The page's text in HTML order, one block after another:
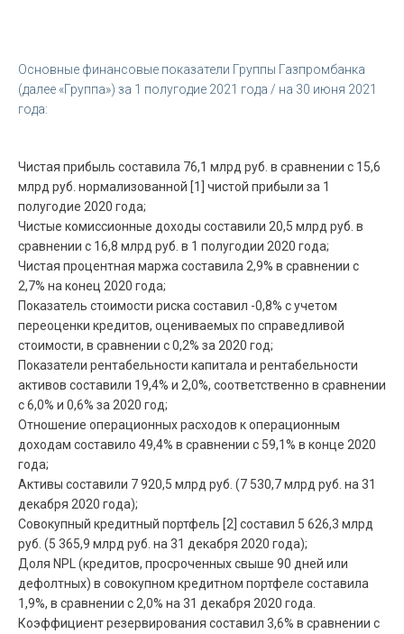
Основные финансовые показатели Группы Газпромбанка
(далее «Группа») за 1 полугодие 2021 года / на 30 июня 2021
года:
Чистая прибыль составила 76,1 млрд руб. в сравнении с 15,6
млрд руб. нормализованной [1] чистой прибыли за 1
полугодие 2020 года;
Чистые комиссионные доходы составили 20,5 млрд руб. в
сравнении с 16,8 млрд руб. в 1 полугодии 2020 года;
Чистая процентная маржа составила 2,9% в сравнении с
2,7% на конец 2020 года;
Показатель стоимости риска составил -0,8% с учетом
переоценки кредитов, оцениваемых по справедливой
стоимости, в сравнении с 0,2% за 2020 год;
Показатели рентабельности капитала и рентабельности
активов составили 19,4% и 2,0%, соответственно в сравнении
с 6,0% и 0,6% за 2020 год;
Отношение операционных расходов к операционным
доходам составило 49,4% в сравнении с 59,1% в конце 2020
года;
Активы составили 7 920,5 млрд руб. (7 530,7 млрд руб. на 31
декабря 2020 года);
Совокупный кредитный портфель [2] составил 5 626,3 млрд
руб. (5 365,9 млрд руб. на 31 декабря 2020 года);
Доля NPL (кредитов, просроченных свыше 90 дней или
дефолтных) в совокупном кредитном портфеле составила
1,9%, в сравнении с 2,0% на 31 декабря 2020 года.
Коэффициент резервирования составил 3,6% в сравнении с